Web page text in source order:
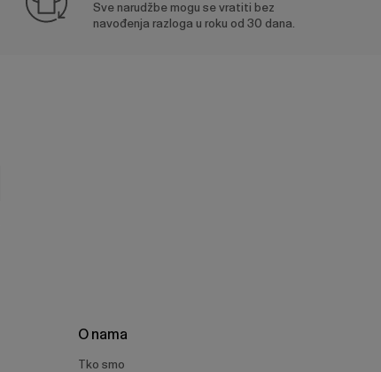
Sve narudžbe mogu se vratiti bez
navođenja razloga u roku od 30 dana.
O nama
Tko smo